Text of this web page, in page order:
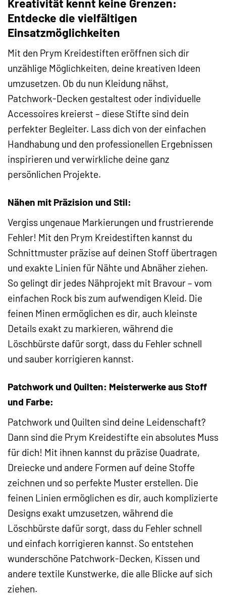
Kreativität kennt keine Grenzen:
Entdecke die vielfältigen
Einsatzmöglichkeiten
Mit den Prym Kreidestiften eröffnen sich dir
unzählige Möglichkeiten, deine kreativen Ideen
umzusetzen. Ob du nun Kleidung nähst,
Patchwork-Decken gestaltest oder individuelle
Accessoires kreierst – diese Stifte sind dein
perfekter Begleiter. Lass dich von der einfachen
Handhabung und den professionellen Ergebnissen
inspirieren und verwirkliche deine ganz
persönlichen Projekte.
Nähen mit Präzision und Stil:
Vergiss ungenaue Markierungen und frustrierende
Fehler! Mit den Prym Kreidestiften kannst du
Schnittmuster präzise auf deinen Stoff übertragen
und exakte Linien für Nähte und Abnäher ziehen.
So gelingt dir jedes Nähprojekt mit Bravour – vom
einfachen Rock bis zum aufwendigen Kleid. Die
feinen Minen ermöglichen es dir, auch kleinste
Details exakt zu markieren, während die
Löschbürste dafür sorgt, dass du Fehler schnell
und sauber korrigieren kannst.
Patchwork und Quilten: Meisterwerke aus Stoff
und Farbe:
Patchwork und Quilten sind deine Leidenschaft?
Dann sind die Prym Kreidestifte ein absolutes Muss
für dich! Mit ihnen kannst du präzise Quadrate,
Dreiecke und andere Formen auf deine Stoffe
zeichnen und so perfekte Muster erstellen. Die
feinen Linien ermöglichen es dir, auch komplizierte
Designs exakt umzusetzen, während die
Löschbürste dafür sorgt, dass du Fehler schnell
und einfach korrigieren kannst. So entstehen
wunderschöne Patchwork-Decken, Kissen und
andere textile Kunstwerke, die alle Blicke auf sich
ziehen.